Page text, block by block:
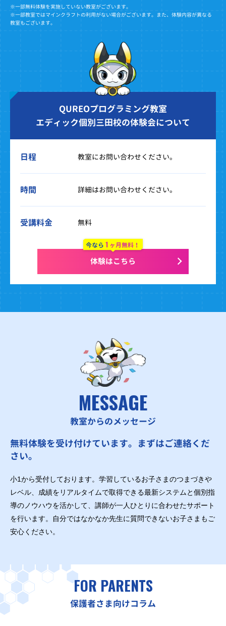
※一部無料体験を実施していない教室がございます。
※一部教室ではマインクラフトの利用がない場合がございます。また、体験内容が異なる
教室もございます。
QUREOプログラミング教室
エディック個別三田校の体験会について
日程 教室にお問い合わせください。
時間 詳細はお問い合わせください。
受講料金 無料
今なら1 ヶ月無料！
体験はこちら
MESSAGE
教室からのメッセージ
無料体験を受け付けています。まずはご連絡くだ
さい。
小1から受付しております。学習しているお子さまのつまづきや
レベル、成績をリアルタイムで取得できる最新システムと個別指
導のノウハウを活かして、講師が一人ひとりに合わせたサポート
を行います。自分ではなかなか先生に質問できないお子さまもご
安心ください。
FOR PARENTS
保護者さま向けコラム